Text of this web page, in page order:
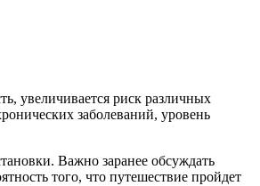
увеличивается риск различных
заболеваний, уровень
Важно заранее обсуждать
того, что путешествие пройдет